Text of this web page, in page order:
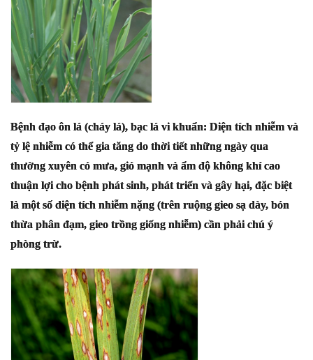
Bệnh đạo ôn lá (cháy lá), bạc lá vi khuẩn: Diện tích nhiễm và
tỷ lệ nhiễm có thể gia tăng do thời tiết những ngày qua
thường xuyên có mưa, gió mạnh và ẩm độ không khí cao
thuận lợi cho bệnh phát sinh, phát triển và gây hại, đặc biệt
là một số diện tích nhiễm nặng (trên ruộng gieo sạ dày, bón
thừa phân đạm, gieo trồng giống nhiễm) cần phải chú ý
phòng trừ.